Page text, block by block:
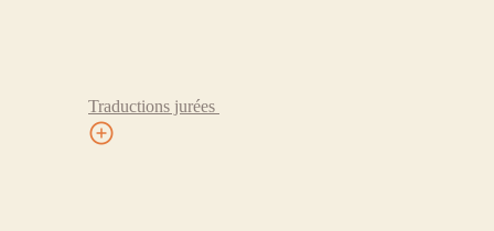
Traductions jurées